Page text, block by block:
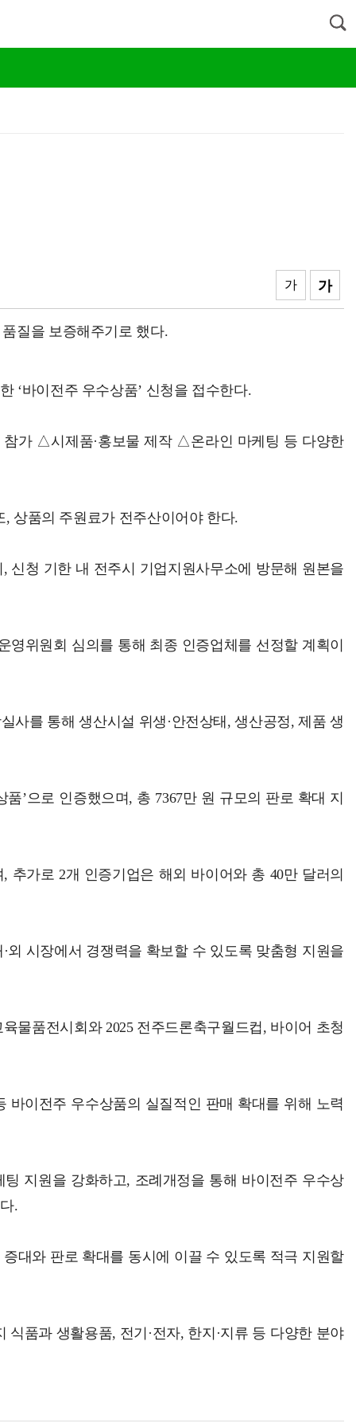
가
가
질을 보증해주기로 했다.
‘바이전주 우수상품’ 신청을 접수한다.
참가 △시제품·홍보물 제작 △온라인 마케팅 등 다양한
상품의 주원료가 전주산이어야 한다.
신청 기한 내 전주시 기업지원사무소에 방문해 원본을
위원회 심의를 통해 최종 인증업체를 선정할 계획이
사를 통해 생산시설 위생·안전상태, 생산공정, 제품 생
’으로 인증했으며, 총 7367만 원 규모의 판로 확대 지
가로 2개 인증기업은 해외 바이어와 총 40만 달러의
시장에서 경쟁력을 확보할 수 있도록 맞춤형 지원을
물품전시회와 2025 전주드론축구월드컵, 바이어 초청
이전주 우수상품의 실질적인 판매 확대를 위해 노력
지원을 강화하고, 조례개정을 통해 바이전주 우수상
.
대와 판로 확대를 동시에 이끌 수 있도록 적극 지원할
품과 생활용품, 전기·전자, 한지·지류 등 다양한 분야